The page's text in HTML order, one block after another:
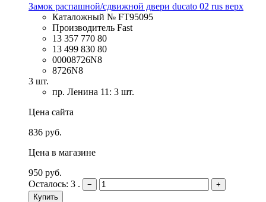
Замок распашной/сдвижной двери ducato 02 rus верх
Каталожный № FT95095
Производитель Fast
13 357 770 80
13 499 830 80
00008726N8
8726N8
3 шт.
пр. Ленина 11: 3 шт.
Цена сайта
836 руб.
Цена в магазине
950 руб.
Осталось: 3 .
−
+
Купить